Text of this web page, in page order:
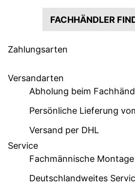
FACHHÄNDLER
Zahlungsarten
Versandarten
Abholung beim
Persönliche Lieferung
Versand per DHL
Service
Fachmännische Montage
Deutschlandweites